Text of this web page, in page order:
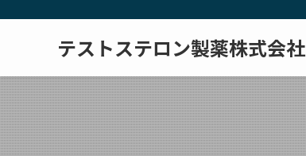
テストステロン製薬株式会社